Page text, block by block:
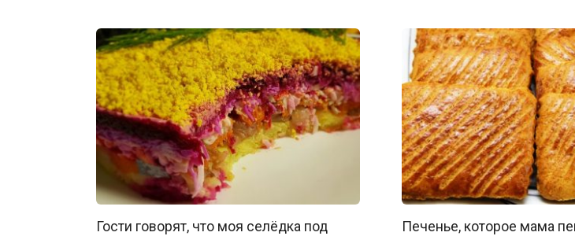
Гости говорят, что моя селёдка под
Печенье, которое мама